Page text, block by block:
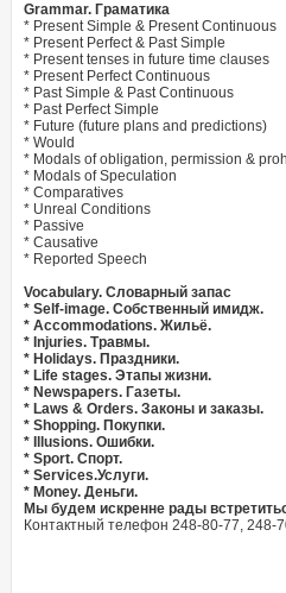
Grammar. Граматика
* Present Simple & Present Continuous
* Present Perfect & Past Simple
* Present tenses in future time clauses
* Present Perfect Continuous
* Past Simple & Past Continuous
* Past Perfect Simple
* Future (future plans and predictions)
* Would
* Modals of obligation, permission &
* Modals of Speculation
* Comparatives
* Unreal Conditions
* Passive
* Causative
* Reported Speech
Vocabulary. Словарный запас
* Self-image. Собственный имидж.
* Accommodations. Жильё.
* Injuries. Травмы.
* Holidays. Праздники.
* Life stages. Этапы жизни.
* Newspapers. Газеты.
* Laws & Orders. Законы и заказы.
* Shopping. Покупки.
* Illusions. Ошибки.
* Sport. Спорт.
* Services.Услуги.
* Money. Деньги.
Мы будем искренне рады
Контактный телефон 248-80-77, 248-